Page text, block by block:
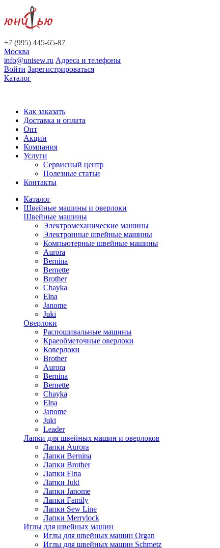
+7 (995) 445-65-87
Москва
info@unisew.ru Адреса и телефоны
Войти Зарегистрироваться
Каталог
Как заказать
Доставка и оплата
Опт
Акции
Компания
Услуги
Сервисный центр
Полезные статьи
Контакты
Каталог
Швейные машины и оверлоки
Швейные машины
Электромеханические машины
Электронные швейные машины
Компьютерные швейные машины
Aurora
Bernina
Bernette
Brother
Chayka
Elna
Janome
Juki
Оверлоки
Распошивальные машины
Краеобметочные оверлоки
Коверлоки
Brother
Aurora
Bernina
Bernette
Chayka
Elna
Janome
Juki
Leader
Лапки для швейных машин и оверлоков
Лапки Aurora
Лапки Bernina
Лапки Brother
Лапки Elna
Лапки Juki
Лапки Janome
Лапки Family
Лапки Sew Line
Лапки Merrylock
Иглы для швейных машин
Иглы для швейных машин Organ
Иглы для швейных машин Schmetz